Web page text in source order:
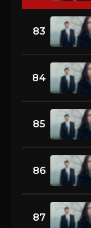
83
84
85
86
87